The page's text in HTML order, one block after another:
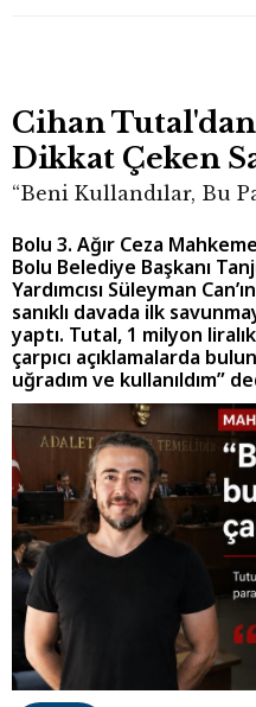
Cihan
Dikkat Çeken
“Beni Kullandılar, Bu
Bolu 3. Ağır Ceza
Bolu Belediye Başkanı
Yardımcısı Süleyman
sanıklı davada ilk
yaptı. Tutal, 1 milyon
çarpıcı açıklamalarda
uğradım ve kullanıldım”